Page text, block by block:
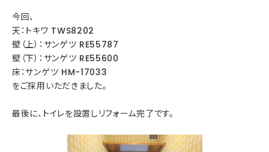
今回、
天：トキワ TWS8202
壁（上）：サンゲツ RE55787
壁（下）：サンゲツ RE55600
床：サンゲツ HM-17033
をご採用いただきました。
最後に、トイレを設置しリフォーム完了です。